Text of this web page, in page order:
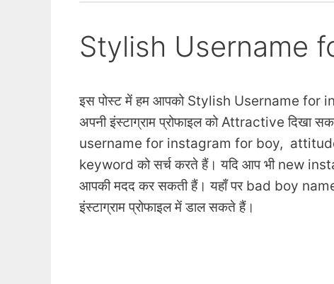
Stylish Username
इस पोस्ट में हम आपको Stylish Username for
अपनी इंस्टाग्राम प्रोफाइल को Attractive
username for instagram for boy,
keyword को सर्च करते हैं। यदि आप भी new
आपकी मदद कर सकती हैं। यहाँ पर bad boy
इंस्टाग्राम प्रोफाइल में डाल सकते हैं।